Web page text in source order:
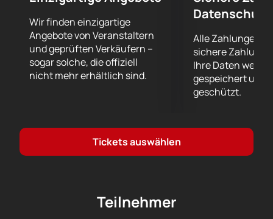
Lassen Sie sich telefonisch beraten.
Der Preis ist abhängig von Reihe und Sektor. Der
aktuelle Preis ist auf der Website angegeben.
Wir finden einzigartige
Angebote von Veranstaltern
und geprüften Verkäufern –
sogar solche, die offiziell
nicht mehr erhältlich sind.
Datenschutz
Alle Zahlungen
sichere
Ihre Daten
gespeichert und
geschützt.
Tickets auswählen
Teilnehmer